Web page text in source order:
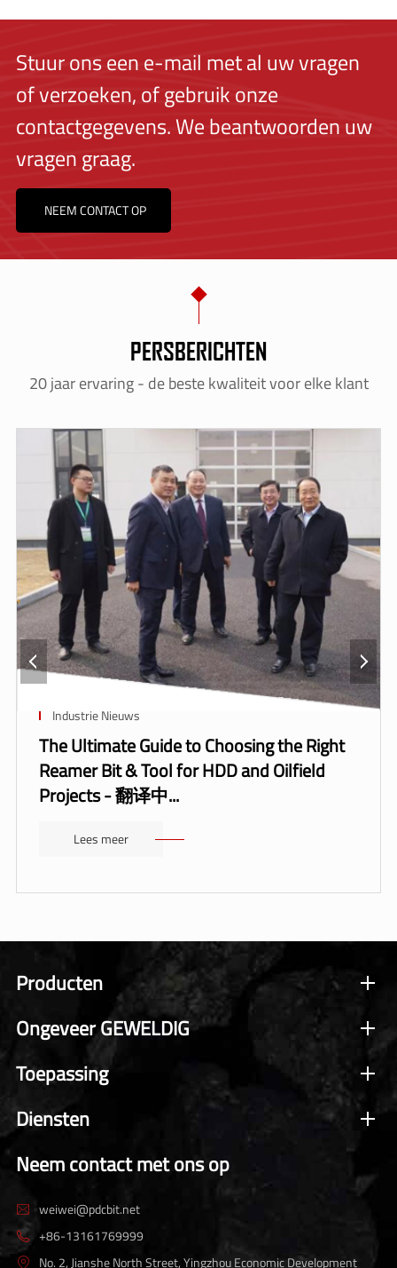
Stuur ons een e-mail met al uw vragen
of verzoeken, of gebruik onze
contactgegevens. We beantwoorden uw
vragen graag.
NEEM CONTACT OP
PERSBERICHTEN
20 jaar ervaring - de beste kwaliteit voor elke klant
Industrie Nieuws
The Ultimate Guide to Choosing the Right
Reamer Bit & Tool for HDD and Oilfield
Projects - 翻译中...
Lees meer
Producten
Ongeveer GEWELDIG
Toepassing
Diensten
Neem contact met ons op
 weiwei@pdcbit.net
 +86-13161769999
 No. 2, Jianshe North Street, Yingzhou Economic Development